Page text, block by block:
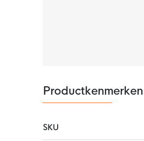
Productkenmerken
SKU